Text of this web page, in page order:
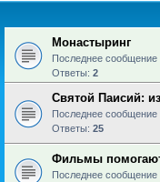
Монастыринг
Последнее сообщение
Ответы: 2
Святой Паисий:
Последнее сообщение
Ответы: 25
Фильмы
Последнее сообщение